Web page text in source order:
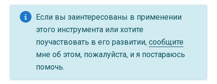
Если вы заинтересованы в применении
этого инструмента или хотите
поучаствовать в его развитии, сообщите
мне об этом, пожалуйста, и я постараюсь
помочь.